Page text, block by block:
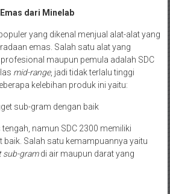
dari Minelab
yang dikenal menjual alat-alat yang
emas. Salah satu alat yang
maupun pemula adalah SDC
mid-range, jadi tidak terlalu tinggi
kelebihan produk ini yaitu:
sub-gram dengan baik
namun SDC 2300 memiliki
Salah satu kemampuannya yaitu
sub-gramdi air maupun darat yang